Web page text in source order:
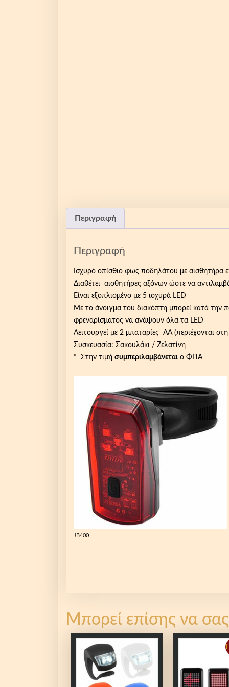
Περιγραφή
Περιγραφή
Ισχυρό οπίσθιο φως ποδηλάτου με αισθητήρα
Διαθέτει αισθητήρες αξόνων ώστε να
Είναι εξοπλισμένο με 5 ισχυρά LED
Με το άνοιγμα του διακόπτη μπορεί κατά την
φρεναρίσματος να ανάψουν όλα τα LED
Λειτουργεί με 2 μπαταρίες ΑΑ (περιέχονται
Συσκευασία: Σακουλάκι / Ζελατίνη
* Στην τιμή συμπεριλαμβάνεται ο ΦΠΑ
JB400
Μπορεί επίσης να